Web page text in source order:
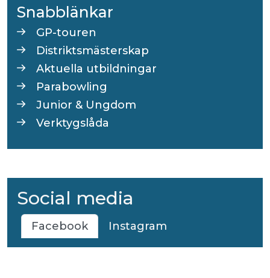
Snabblänkar
GP-touren
Distriktsmästerskap
Aktuella utbildningar
Parabowling
Junior & Ungdom
Verktygslåda
Social media
Facebook Instagram